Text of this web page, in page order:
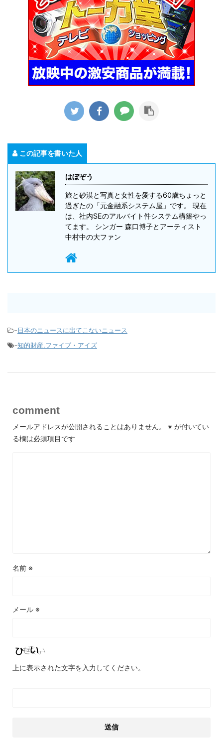
この記事を書いた人
はぼぞう
旅と砂漠と写真と女性を愛する60歳ちょっと
過ぎたの「元金融系システム屋」です。 現在
は、社内SEのアルバイト件システム構築やっ
てます。 シンガー 森口博子とアーティスト
中村中の大ファン
-日本のニュースに出てこないニュース
-知的財産.ファイブ・アイズ
comment
メールアドレスが公開されることはありません。 ※ が付いてい
る欄は必須項目です
名前 ※
メール ※
上に表示された文字を入力してください。